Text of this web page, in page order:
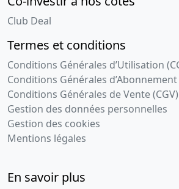
Club Deal
Termes et conditions
Conditions Générales d’Utilisation
Conditions Générales d’Abonnement
Conditions Générales de Vente (CGV)
Gestion des données personnelles
Gestion des cookies
Mentions légales
En savoir plus